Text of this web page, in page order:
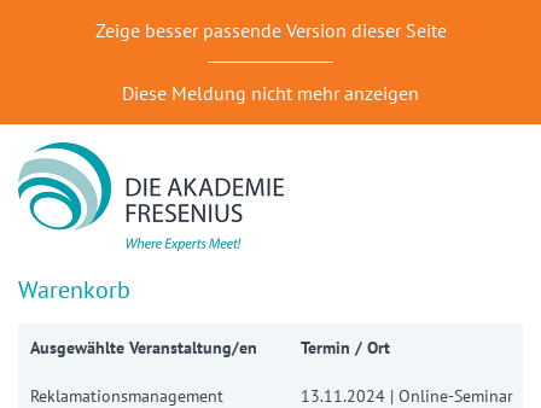
Zeige besser passende Version dieser Seite
Diese Meldung nicht mehr anzeigen
Warenkorb
Ausgewählte Veranstaltung/en Termin / Ort
Reklamationsmanagement 13.11.2024 | Online-Seminar